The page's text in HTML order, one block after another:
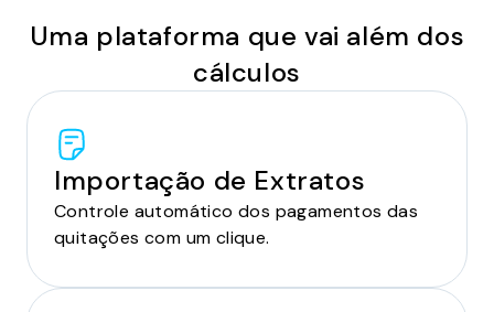
Uma plataforma que vai além dos
cálculos
Importação de Extratos
Controle automático dos pagamentos das
quitações com um clique.